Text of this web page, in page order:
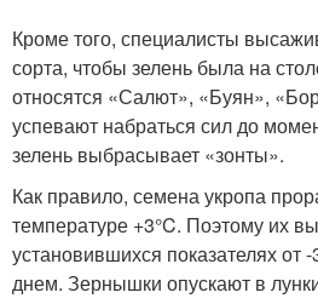
Кроме того, специалисты
сорта, чтобы зелень была на
относятся «Салют», «Буян»,
успевают набраться сил до
зелень выбрасывает «зонты».
Как правило, семена укропа
температуре +3°C. Поэтому их
установившихся показателях от
днем. Зернышки опускают в